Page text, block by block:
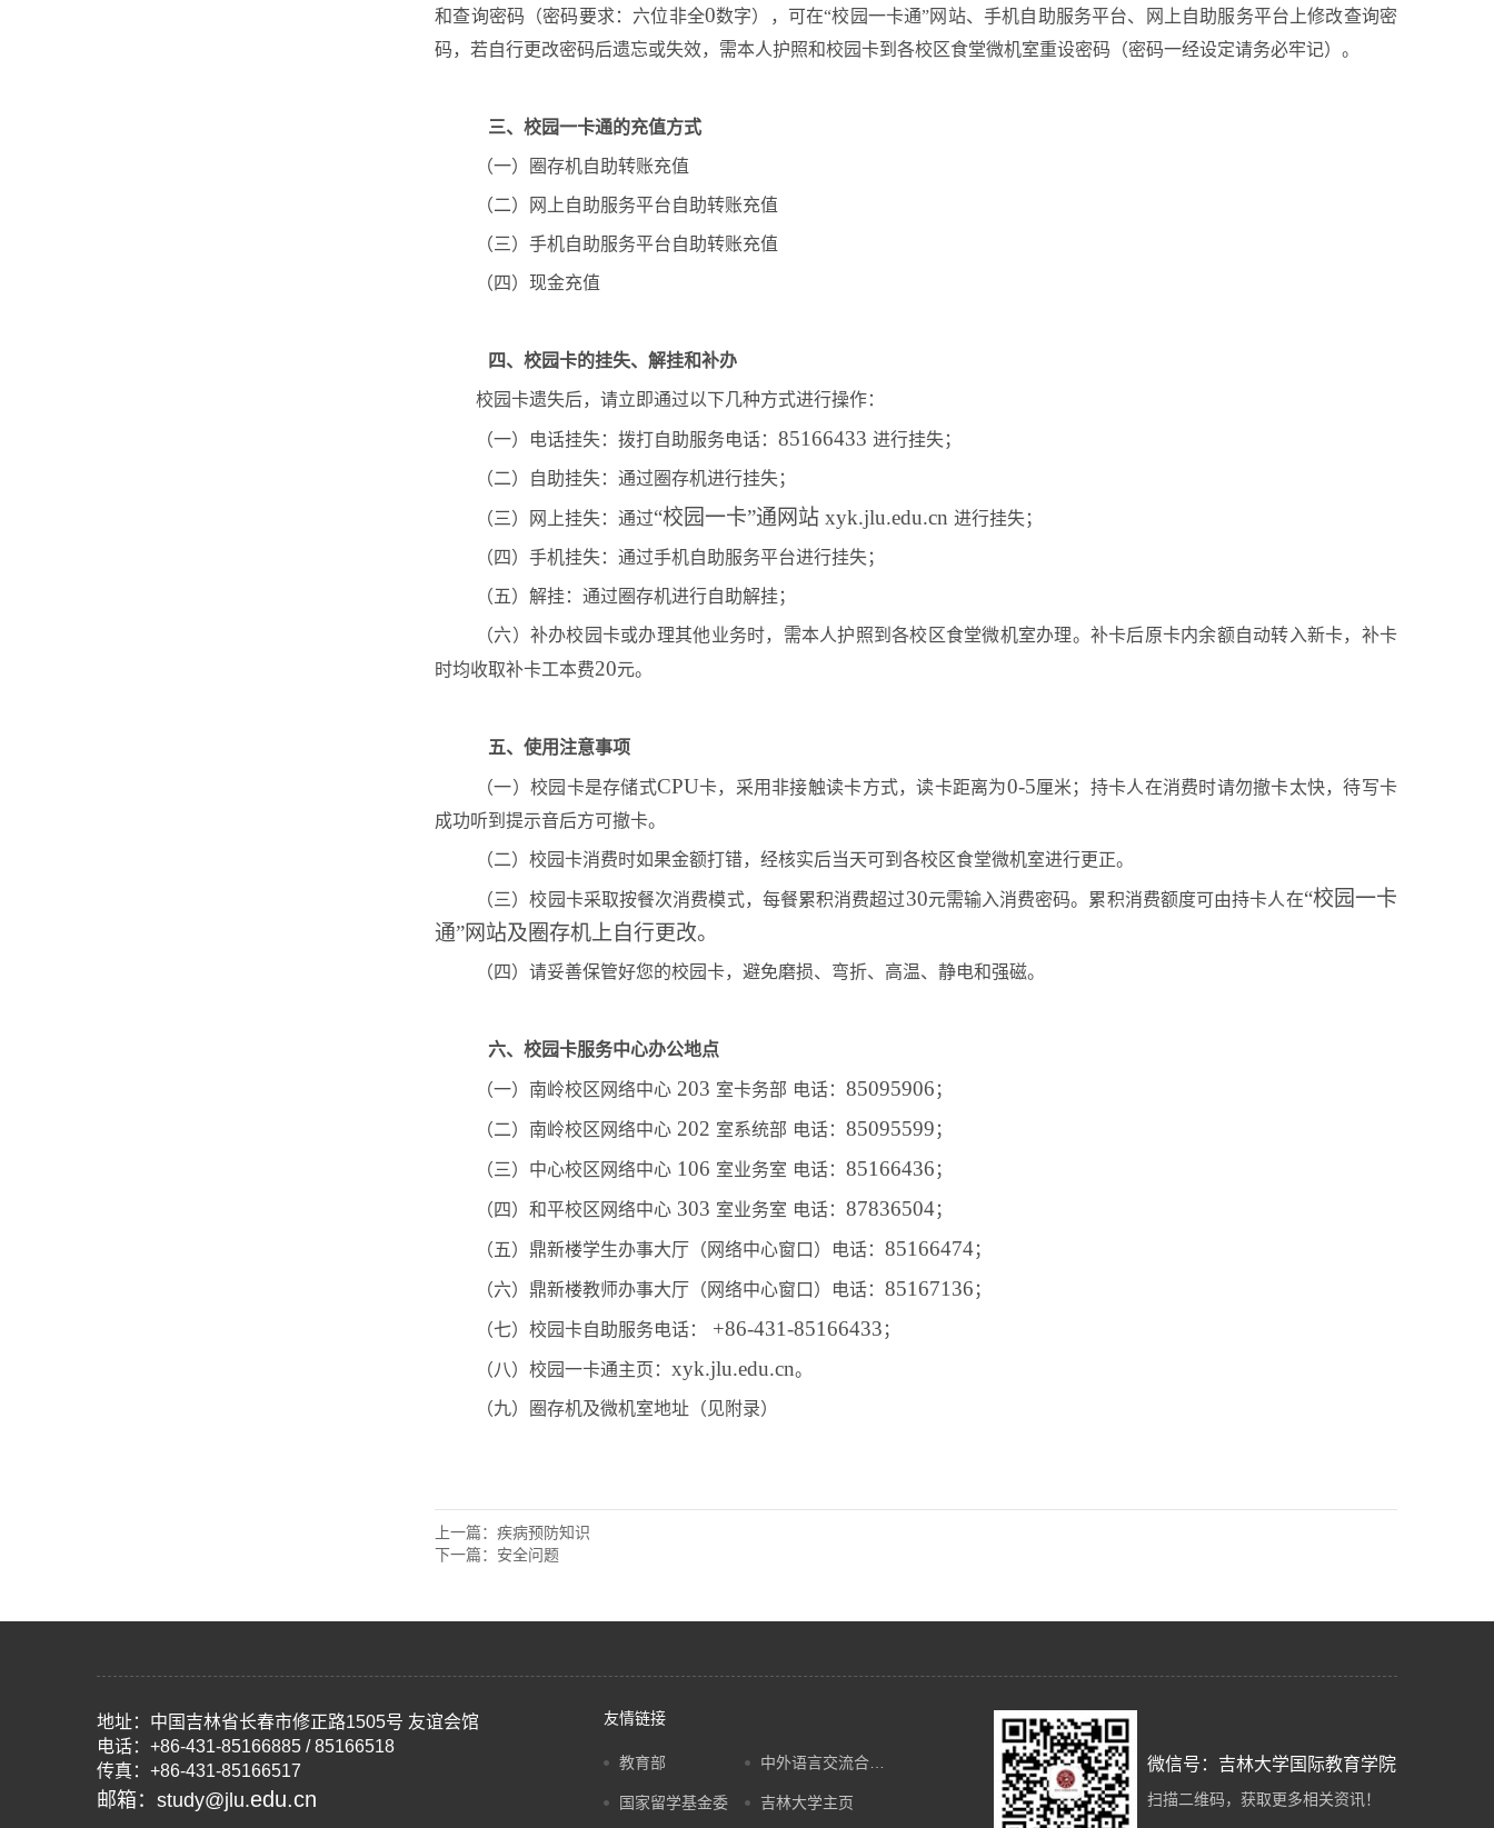
和查询密码（密码要求：六位非全0数字），可在“校园一卡通”网站、手机自助服务平台、网上自助服务平台上修改查询密
码，若自行更改密码后遗忘或失效，需本人护照和校园卡到各校区食堂微机室重设密码（密码一经设定请务必牢记）。
三、校园一卡通的充值方式
（一）圈存机自助转账充值
（二）网上自助服务平台自助转账充值
（三）手机自助服务平台自助转账充值
（四）现金充值
四、校园卡的挂失、解挂和补办
校园卡遗失后，请立即通过以下几种方式进行操作：
（一）电话挂失：拨打自助服务电话：85166433进行挂失；
（二）自助挂失：通过圈存机进行挂失；
（三）网上挂失：通过“校园一卡”通网站 xyk.jlu.edu.cn进行挂失；
（四）手机挂失：通过手机自助服务平台进行挂失；
（五）解挂：通过圈存机进行自助解挂；
（六）补办校园卡或办理其他业务时，需本人护照到各校区食堂微机室办理。补卡后原卡内余额自动转入新卡，补卡
时均收取补卡工本费20元。
五、使用注意事项
（一）校园卡是存储式CPU卡，采用非接触读卡方式，读卡距离为0-5厘米；持卡人在消费时请勿撤卡太快，待写卡
成功听到提示音后方可撤卡。
（二）校园卡消费时如果金额打错，经核实后当天可到各校区食堂微机室进行更正。
（三）校园卡采取按餐次消费模式，每餐累积消费超过30元需输入消费密码。累积消费额度可由持卡人在“校园一卡
通”网站及圈存机上自行更改。
（四）请妥善保管好您的校园卡，避免磨损、弯折、高温、静电和强磁。
六、校园卡服务中心办公地点
（一）南岭校区网络中心 203 室卡务部 电话：85095906 ；
（二）南岭校区网络中心 202 室系统部 电话：85095599 ；
（三）中心校区网络中心 106 室业务室 电话：85166436 ；
（四）和平校区网络中心 303 室业务室 电话：87836504；
（五）鼎新楼学生办事大厅（网络中心窗口）电话：85166474；
（六）鼎新楼教师办事大厅（网络中心窗口）电话：85167136 ；
（七）校园卡自助服务电话： +86-431-85166433 ；
（八）校园一卡通主页：xyk.jlu.edu.cn。
（九）圈存机及微机室地址（见附录）
上一篇：疾病预防知识
下一篇： 安全问题
地址：中国吉林省长春市修正路1505号 友谊会馆
电话：+86-431-85166885 / 85166518
传真：+86-431-85166517
邮箱：study@jlu.edu.cn
友情链接
教育部 中外语言交流合作中心
国家留学基金委 吉林大学主页
微信号：吉林大学国际教育学院
扫描二维码，获取更多相关资讯！